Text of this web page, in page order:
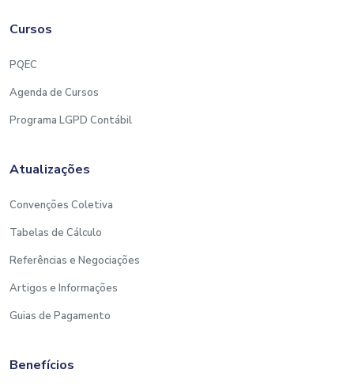
Cursos
PQEC
Agenda de Cursos
Programa LGPD Contábil
Atualizações
Convenções Coletiva
Tabelas de Cálculo
Referências e Negociações
Artigos e Informações
Guias de Pagamento
Benefícios